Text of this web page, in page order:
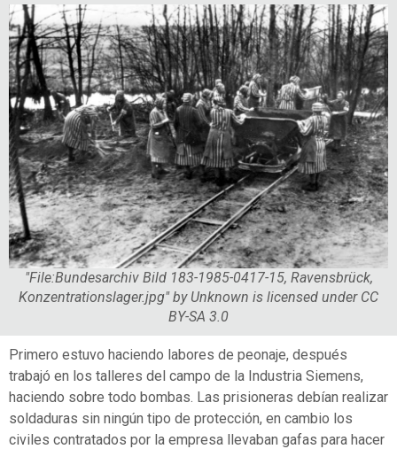
"File:Bundesarchiv Bild 183-1985-0417-15, Ravensbrück,
Konzentrationslager.jpg" by Unknown is licensed under CC
BY-SA 3.0
Primero estuvo haciendo labores de peonaje, después
trabajó en los talleres del campo de la Industria Siemens,
haciendo sobre todo bombas. Las prisioneras debían realizar
soldaduras sin ningún tipo de protección, en cambio los
civiles contratados por la empresa llevaban gafas para hacer